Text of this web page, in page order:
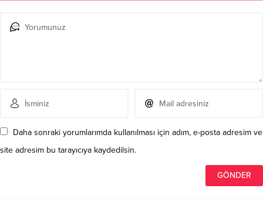
Daha sonraki yorumlarımda kullanılması için adım, e-posta adresim ve
site adresim bu tarayıcıya kaydedilsin.